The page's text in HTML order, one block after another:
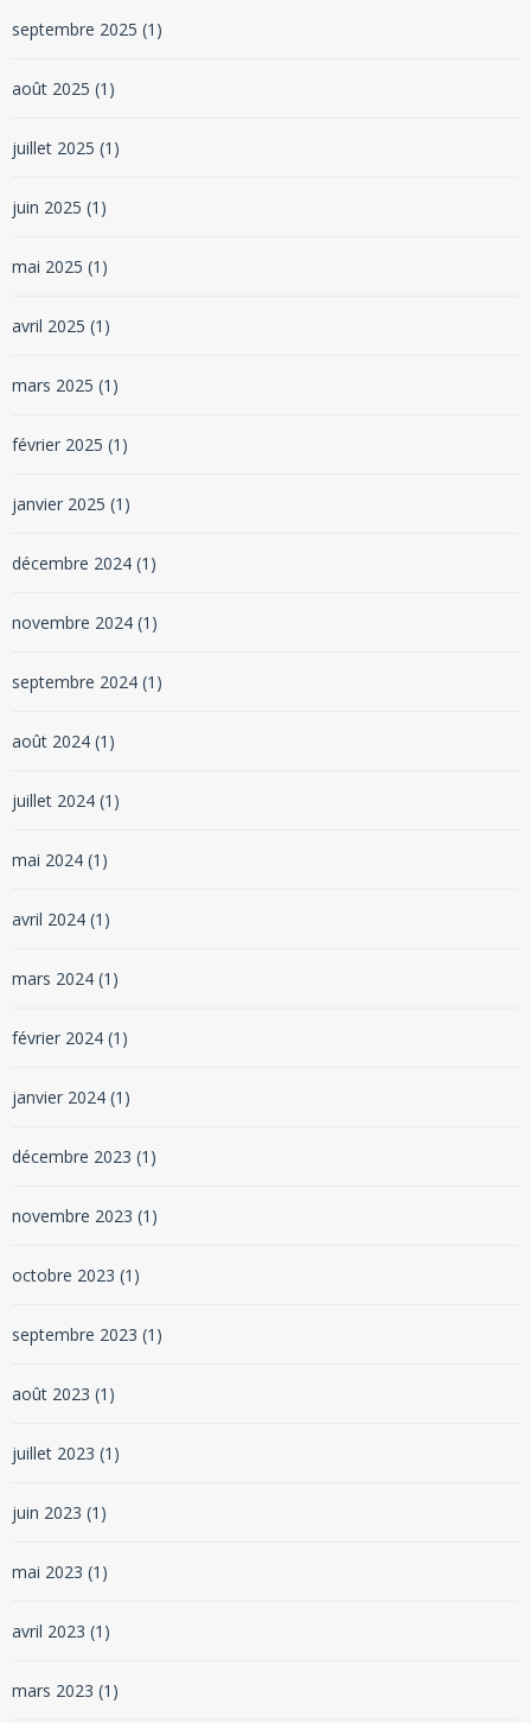
septembre 2025 (1)
août 2025 (1)
juillet 2025 (1)
juin 2025 (1)
mai 2025 (1)
avril 2025 (1)
mars 2025 (1)
février 2025 (1)
janvier 2025 (1)
décembre 2024 (1)
novembre 2024 (1)
septembre 2024 (1)
août 2024 (1)
juillet 2024 (1)
mai 2024 (1)
avril 2024 (1)
mars 2024 (1)
février 2024 (1)
janvier 2024 (1)
décembre 2023 (1)
novembre 2023 (1)
octobre 2023 (1)
septembre 2023 (1)
août 2023 (1)
juillet 2023 (1)
juin 2023 (1)
mai 2023 (1)
avril 2023 (1)
mars 2023 (1)